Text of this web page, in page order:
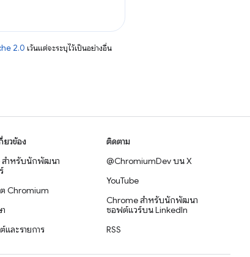
2.0 เว้นแต่จะระบุไว้เป็นอย่างอื่น
ยวข้อง
สำหรับนักพัฒนา
Chromium
ละรายการ
ติดตาม
@ChromiumDev บน X
YouTube
Chrome สำหรับนักพัฒนา
ซอฟต์แวร์บน LinkedIn
RSS